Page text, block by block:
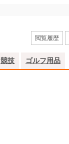
閲覧履歴
競技 ゴルフ用品